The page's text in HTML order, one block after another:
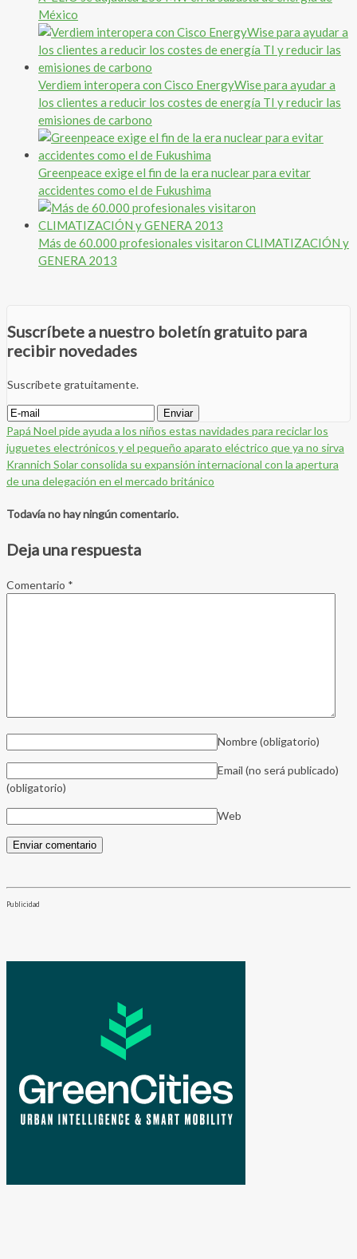
México
Verdiem interopera con Cisco EnergyWise para ayudar a
los clientes a reducir los costes de energía TI y reducir las
emisiones de carbono
Greenpeace exige el fin de la era nuclear para evitar
accidentes como el de Fukushima
Más de 60.000 profesionales visitaron CLIMATIZACIÓN y
GENERA 2013
Suscríbete a nuestro boletín gratuito para
recibir novedades
Suscríbete gratuitamente.
Papá Noel pide ayuda a los niños estas navidades para reciclar los
juguetes electrónicos y el pequeño aparato eléctrico que ya no sirva
Krannich Solar consolida su expansión internacional con la apertura
de una delegación en el mercado británico
Todavía no hay ningún comentario.
Deja una respuesta
Comentario *
Nombre(obligatorio)
Email (no será publicado)
(obligatorio)
Web
Publicidad